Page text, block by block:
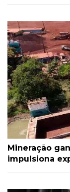
Mineração
impulsiona